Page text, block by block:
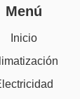
Menú
Inicio